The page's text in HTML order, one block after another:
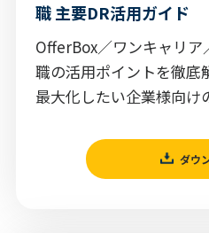
職 主要DR活用ガイド
OfferBox／ワンキャリア
職の活用ポイントを徹底
最大化したい企業様向け
ダウ